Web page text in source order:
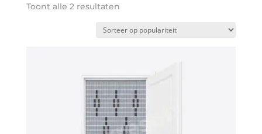
Toont alle 2 resultatenGesorteerd
populariteit